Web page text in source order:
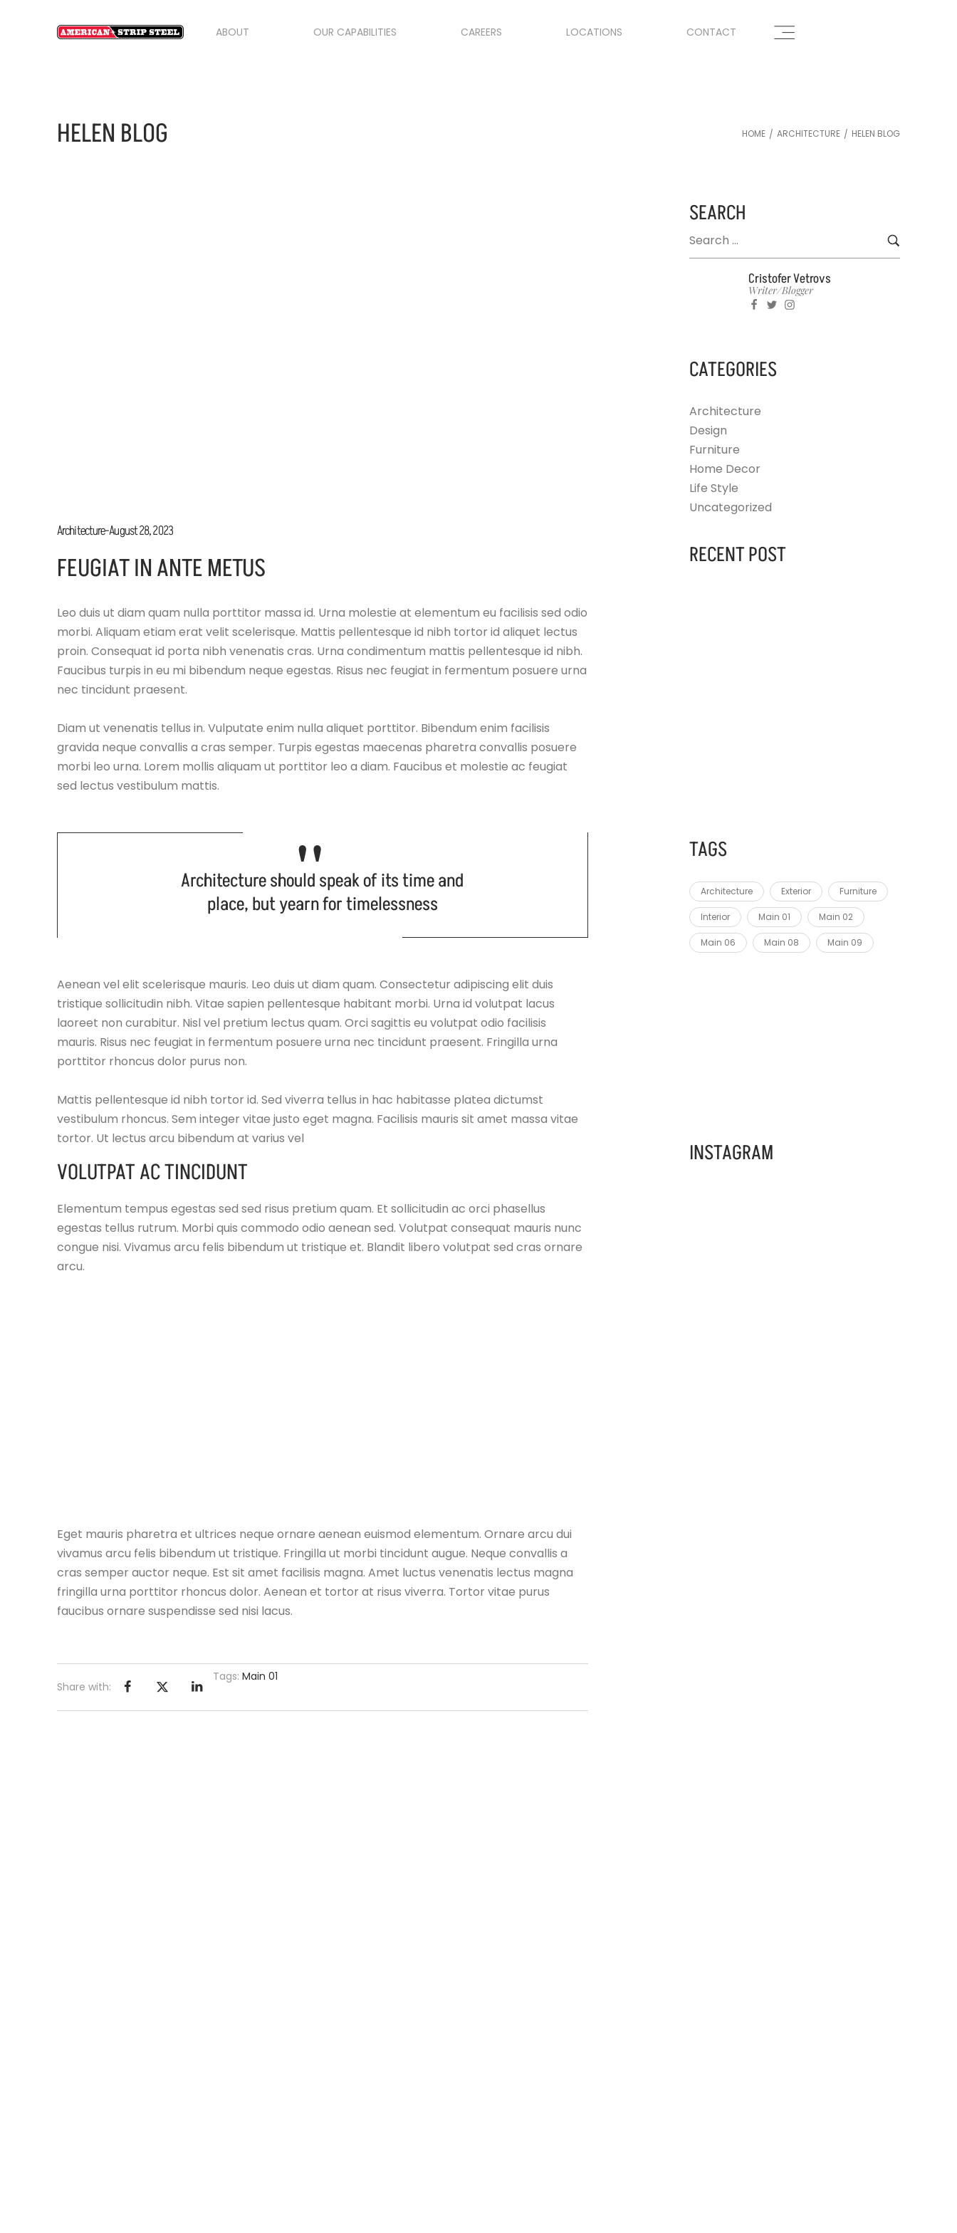
ABOUT OUR CAPABILITIES CAREERS LOCATIONS CONTACT
HELEN BLOG HOME / ARCHITECTURE / HELEN BLOG
Architecture August 28, 2023
FEUGIAT IN ANTE METUS
Leo duis ut diam quam nulla porttitor massa id. Urna molestie at elementum eu facilisis sed odio
morbi. Aliquam etiam erat velit scelerisque. Mattis pellentesque id nibh tortor id aliquet lectus
proin. Consequat id porta nibh venenatis cras. Urna condimentum mattis pellentesque id nibh.
Faucibus turpis in eu mi bibendum neque egestas. Risus nec feugiat in fermentum posuere urna
nec tincidunt praesent.
Diam ut venenatis tellus in. Vulputate enim nulla aliquet porttitor. Bibendum enim facilisis
gravida neque convallis a cras semper. Turpis egestas maecenas pharetra convallis posuere
morbi leo urna. Lorem mollis aliquam ut porttitor leo a diam. Faucibus et molestie ac feugiat
sed lectus vestibulum mattis.
Architecture should speak of its time and
place, but yearn for timelessness
Aenean vel elit scelerisque mauris. Leo duis ut diam quam. Consectetur adipiscing elit duis
tristique sollicitudin nibh. Vitae sapien pellentesque habitant morbi. Urna id volutpat lacus
laoreet non curabitur. Nisl vel pretium lectus quam. Orci sagittis eu volutpat odio facilisis
mauris. Risus nec feugiat in fermentum posuere urna nec tincidunt praesent. Fringilla urna
porttitor rhoncus dolor purus non.
Mattis pellentesque id nibh tortor id. Sed viverra tellus in hac habitasse platea dictumst
vestibulum rhoncus. Sem integer vitae justo eget magna. Facilisis mauris sit amet massa vitae
tortor. Ut lectus arcu bibendum at varius vel
VOLUTPAT AC TINCIDUNT
Elementum tempus egestas sed sed risus pretium quam. Et sollicitudin ac orci phasellus
egestas tellus rutrum. Morbi quis commodo odio aenean sed. Volutpat consequat mauris nunc
congue nisi. Vivamus arcu felis bibendum ut tristique et. Blandit libero volutpat sed cras ornare
arcu.
Eget mauris pharetra et ultrices neque ornare aenean euismod elementum. Ornare arcu dui
vivamus arcu felis bibendum ut tristique. Fringilla ut morbi tincidunt augue. Neque convallis a
cras semper auctor neque. Est sit amet facilisis magna. Amet luctus venenatis lectus magna
fringilla urna porttitor rhoncus dolor. Aenean et tortor at risus viverra. Tortor vitae purus
faucibus ornare suspendisse sed nisi lacus.
Share with:
Tags: Main 01
SEARCH
Cristofer Vetrovs
Writer/blogger
CATEGORIES
Architecture
Design
Furniture
Home Decor
Life Style
Uncategorized
RECENT POST
TAGS
Architecture Exterior Furniture
Interior Main 01 Main 02
Main 06 Main 08 Main 09
INSTAGRAM